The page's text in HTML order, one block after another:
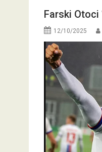
Farski
12/10/2025